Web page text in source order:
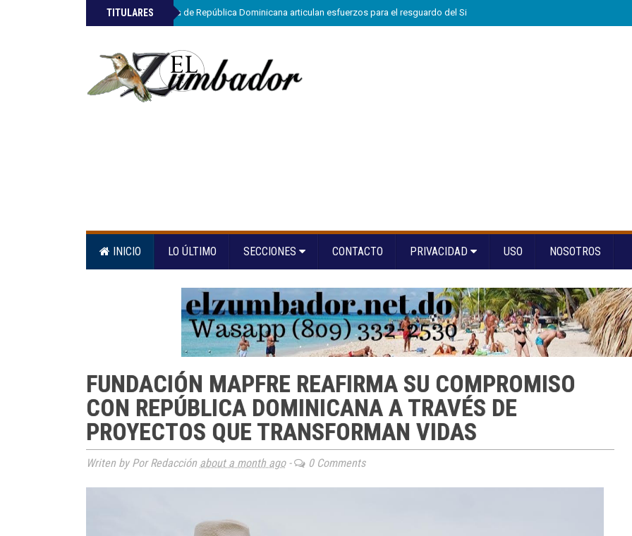
TITULARES
»ETED y la Armada de República Dominicana articulan esfuerzos para el resguardo del Sistema de Transmisión Eléctrica
INICIO LO ÚLTIMO SECCIONES CONTACTO PRIVACIDAD USO NOSOTROS
FUNDACIÓN MAPFRE REAFIRMA SU COMPROMISO
CON REPÚBLICA DOMINICANA A TRAVÉS DE
PROYECTOS QUE TRANSFORMAN VIDAS
Writen by Por Redacción about a month ago- 0 Comments